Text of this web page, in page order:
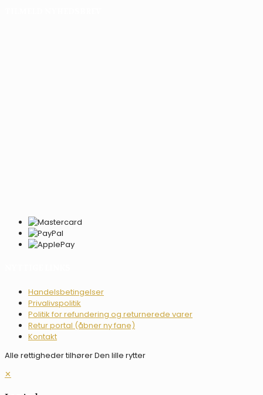
Handelsbetingelser
Privalivspolitik
Politik for refundering og returnerede varer
Retur portal (åbner ny fane)
Kontakt
Alle rettigheder tilhører Den lille rytter
✕